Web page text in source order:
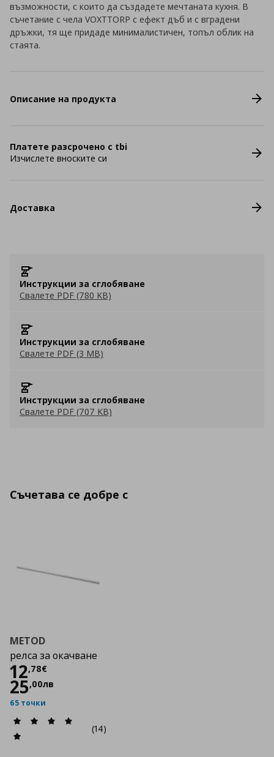
възможности, с които да създадете мечтаната кухня. В
съчетание с чела VOXTTORP с ефект дъб и с вградени
дръжки, тя ще придаде минималистичен, топъл облик на
стаята.
Описание на продукта
Платете разсрочено с tbi
Изчислете вноските си
Доставка
Инструкции за сглобяване
Свалете PDF (780 KB)
Инструкции за сглобяване
Свалете PDF (3 MB)
Инструкции за сглобяване
Свалете PDF (707 KB)
Съчетава се добре с
METOD
релса за окачване
12,78€
Цена
25,00лв
65 точки
(14)